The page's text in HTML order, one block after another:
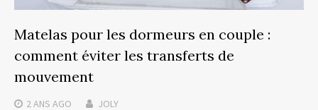
Matelas pour les dormeurs en couple :
comment éviter les transferts de
mouvement
2 ANS AGO JOLY